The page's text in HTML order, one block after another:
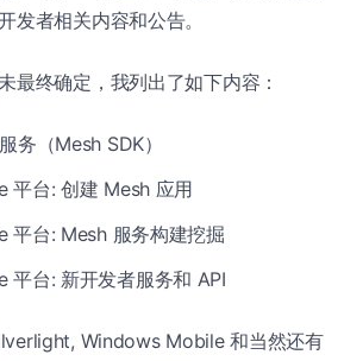
发者相关内容和公告。
最终确定，我列出了如下内容：
务（Mesh SDK）
平台: 创建 Mesh 应用
平台: Mesh 服务构建挖掘
平台: 新开发者服务和 API
Windows Mobile 和当然还有